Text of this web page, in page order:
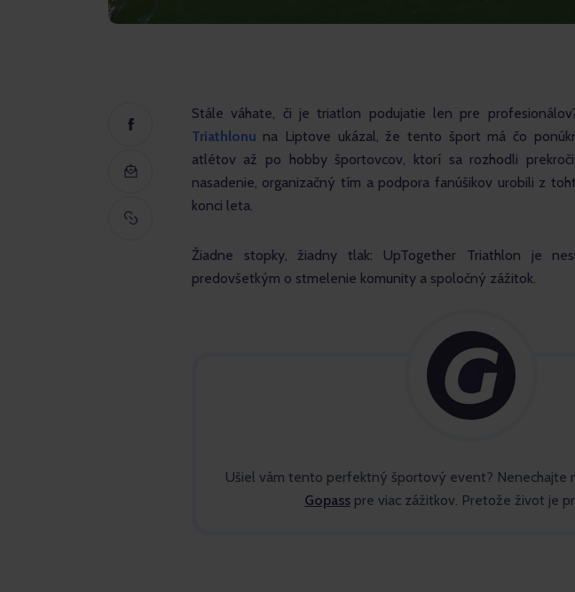
Stále váhate, či je triatlon podujatie len pre
Triathlonu na Liptove ukázal, že tento šport má čo
atlétov až po hobby športovcov, ktorí sa rozhodli
nasadenie, organizačný tím a podpora fanúšikov urobili z
konci leta.
Žiadne stopky, žiadny tlak: UpTogether Triathlon je
predovšetkým o stmelenie komunity a spoločný zážitok.
Ušiel vám tento perfektný športový event? Nenechajte
Gopasspre viac zážitkov. Pretože život je